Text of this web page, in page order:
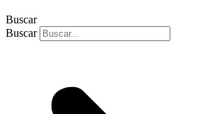
Buscar
Buscar